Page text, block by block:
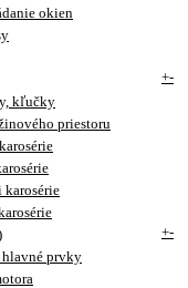
okien
+-
kľučky
priestoru
karosérie
+-
prvky